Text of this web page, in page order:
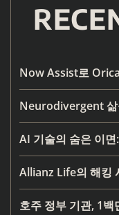
Now Assist로
Neurodivergent 삶
AI 기술의 숨은 이
Allianz Life의 해킹
호주 정부 기관, 1